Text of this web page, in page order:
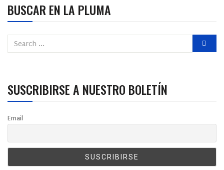
BUSCAR EN LA PLUMA
SUSCRIBIRSE A NUESTRO BOLETÍN
Email